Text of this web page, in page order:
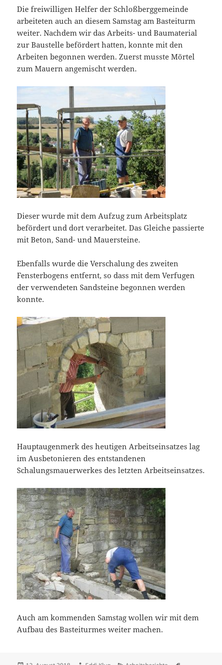
Die freiwilligen Helfer der Schloßberggemeinde
arbeiteten auch an diesem Samstag am Basteiturm
weiter. Nachdem wir das Arbeits- und Baumaterial
zur Baustelle befördert hatten, konnte mit den
Arbeiten begonnen werden. Zuerst musste Mörtel
zum Mauern angemischt werden.
Dieser wurde mit dem Aufzug zum Arbeitsplatz
befördert und dort verarbeitet. Das Gleiche passierte
mit Beton, Sand- und Mauersteine.
Ebenfalls wurde die Verschalung des zweiten
Fensterbogens entfernt, so dass mit dem Verfugen
der verwendeten Sandsteine begonnen werden
konnte.
Hauptaugenmerk des heutigen Arbeitseinsatzes lag
im Ausbetonieren des entstandenen
Schalungsmauerwerkes des letzten Arbeitseinsatzes.
Auch am kommenden Samstag wollen wir mit dem
Aufbau des Basteiturmes weiter machen.